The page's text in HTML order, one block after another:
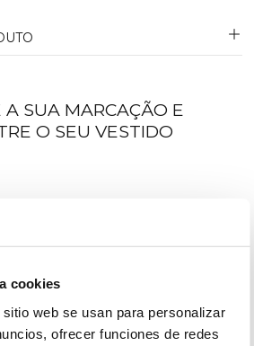
cookies
web se usan para personalizar
ofrecer funciones de redes
A SUA MARCAÇÃO E
O SEU VESTIDO